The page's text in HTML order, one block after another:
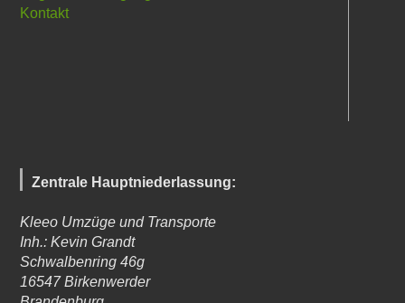
Kontakt
Zentrale Hauptniederlassung:
Kleeo Umzüge und Transporte
Inh.: Kevin Grandt
Schwalbenring 46g
16547 Birkenwerder